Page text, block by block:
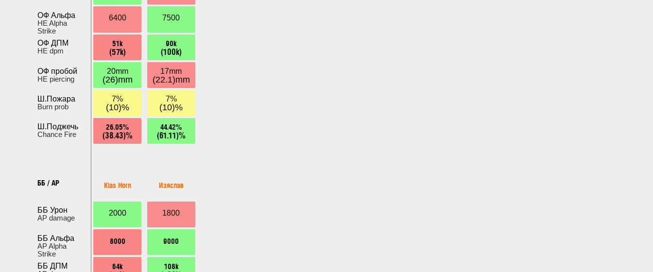
ОФ Альфа
HE Alpha
Strike
ОФ ДПМ
HE dpm
ОФ пробой
HE piercing
Ш.Пожара
Burn prob
Ш.Поджечь
Chance Fire
ББ / AP
ББ Урон
AP damage
ББ Альфа
AP Alpha
Strike
ББ ДПМ
6400
51k
(57k)
20mm
(26)mm
7%
(10)%
26.05%
(38.43)%
Klas Horn
2000
8000
64k
7500
90k
(100k)
17mm
(22.1)mm
7%
(10)%
44.42%
(61.11)%
Изяслав
1800
9000
108k